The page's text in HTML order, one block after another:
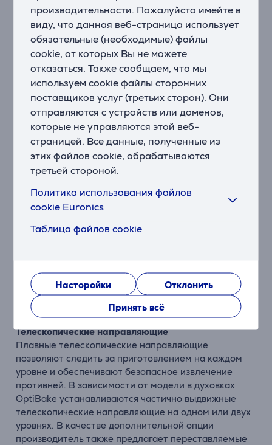
производительности. Пожалуйста имейте в
виду, что данная веб-страница использует
обязательные (необходимые) файлы
cookie, от которых Вы не можете
отказаться. Также сообщаем, что мы
используем cookie файлы сторонних
поставщиков услуг (третьих сторон). Они
отправляются с устройств или доменов,
которые не управляются этой веб-
страницей. Все данные, полученные из
этих файлов cookie, обрабатываются
третьей стороной.
Политика использования файлов
cookie Euronics
Таблица файлов cookie
Насторойки
Отклонить
Принять всё
Gratin: запекание верха
Функция Gratin позволяет создавать идеальную
золотистую корочку на лазанье, мясе,
картофельном гратене и других блюдах.
BigSpace – просторная
духовка
Готовите блюда внушительных размеров?
Благодаря инновационной конструкции духовка
стала больше и шире. На противнях теперь
помещается больше продуктов, а современные
технологии обеспечивают равномерное
приготовление на всех уровнях.
Режим для деликатного, медленного и
равномерного пропекания. При таком способе
блюдо остается нежным и сочным. Режим подходит
для приготовления мяса, рыбы или выпечки на
Плавное открывание и закрывание дверцы
Достаточно легкого прикосновения, чтобы дверца
духовки плавно и тихо открылась или закрылась.
Телескопические направляющие
Плавные телескопические направляющие
позволяют следить за приготовлением на каждом
уровне и обеспечивают безопасное извлечение
противней. В зависимости от модели в духовках
OptiBake устанавливаются частично выдвижные
телескопические направляющие на одном или двух
уровнях. В качестве дополнительной опции
производитель также предлагает переставляемые